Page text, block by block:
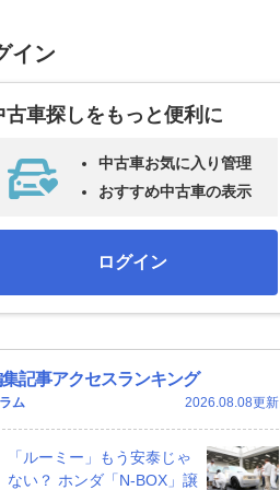
イン
古車探しをもっと便利に
中古車お気に入り管理
おすすめ中古車の表示
ログイン
記事アクセスランキング
ム 2026.08.08更新
「ルーミー」もう安泰じゃ
ない？ ホンダ「N-BOX」譲